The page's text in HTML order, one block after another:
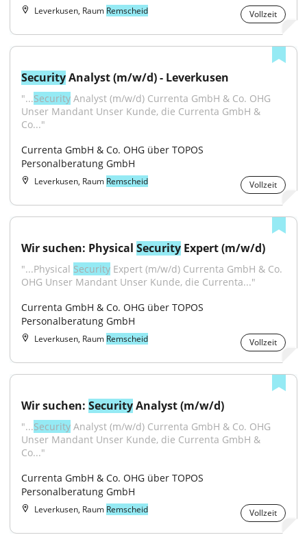
Leverkusen, Raum Remscheid Vollzeit
Security Analyst (m/w/d) - Leverkusen
"...Security Analyst (m/w/d) Currenta GmbH & Co. OHG
Unser Mandant Unser Kunde, die Currenta GmbH &
Co..."
Currenta GmbH & Co. OHG über TOPOS
Personalberatung GmbH
Leverkusen, Raum Remscheid Vollzeit
Wir suchen: Physical Security Expert (m/w/d)
"...Physical Security Expert (m/w/d) Currenta GmbH & Co.
OHG Unser Mandant Unser Kunde, die Currenta..."
Currenta GmbH & Co. OHG über TOPOS
Personalberatung GmbH
Leverkusen, Raum Remscheid Vollzeit
Wir suchen: Security Analyst (m/w/d)
"...Security Analyst (m/w/d) Currenta GmbH & Co. OHG
Unser Mandant Unser Kunde, die Currenta GmbH &
Co..."
Currenta GmbH & Co. OHG über TOPOS
Personalberatung GmbH
Leverkusen, Raum Remscheid Vollzeit